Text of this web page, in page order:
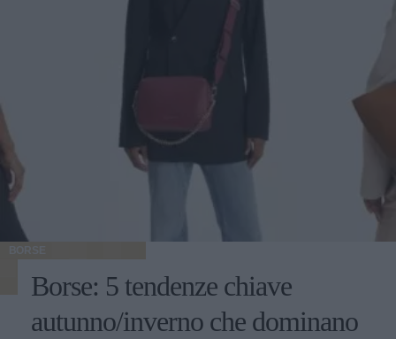
BORSE
Borse: 5 tendenze chiave
autunno/inverno che dominano